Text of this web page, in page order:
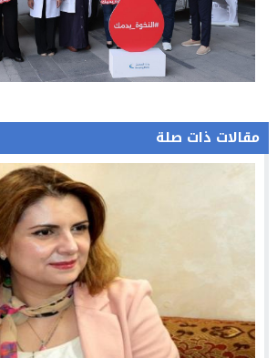
مقالات ذات صلة